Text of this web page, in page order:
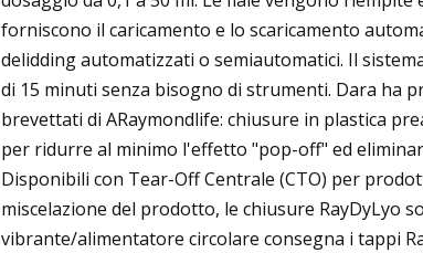
forniscono il caricamento e lo scaricamento
delidding automatizzati o semiautomatici. Il
di 15 minuti senza bisogno di strumenti. Dara ha
brevettati di ARaymondlife: chiusure in plastica
per ridurre al minimo l'effetto "pop-off" ed
Disponibili con Tear-Off Centrale (CTO) per
miscelazione del prodotto, le chiusure RayDyLyo
vibrante/alimentatore circolare consegna i tappi